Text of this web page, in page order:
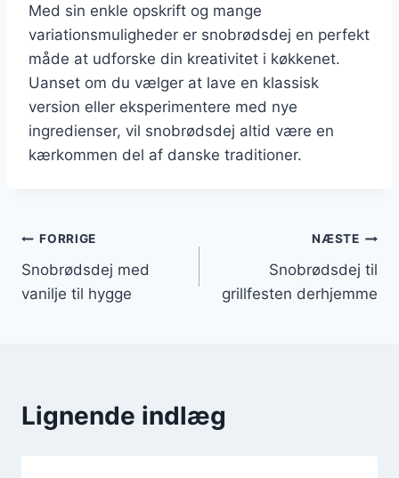
Med sin enkle opskrift og mange
variationsmuligheder er snobrødsdej en perfekt
måde at udforske din kreativitet i køkkenet.
Uanset om du vælger at lave en klassisk
version eller eksperimentere med nye
ingredienser, vil snobrødsdej altid være en
kærkommen del af danske traditioner.
Indlægsnavigation
FORRIGE
Snobrødsdej med
vanilje til hygge
NÆSTE
Snobrødsdej til
grillfesten derhjemme
Lignende indlæg